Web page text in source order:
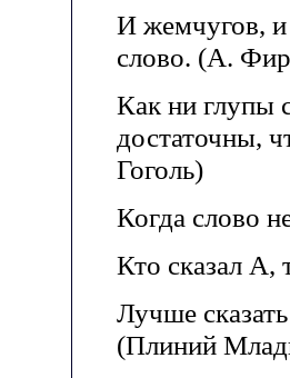
И жемчугов, и
слово. (А.
Как ни глупы
достаточны,
Гоголь)
Когда слово
Кто сказал А,
Лучше
(Плиний